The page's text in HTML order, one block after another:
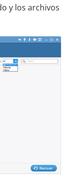
y los archivos